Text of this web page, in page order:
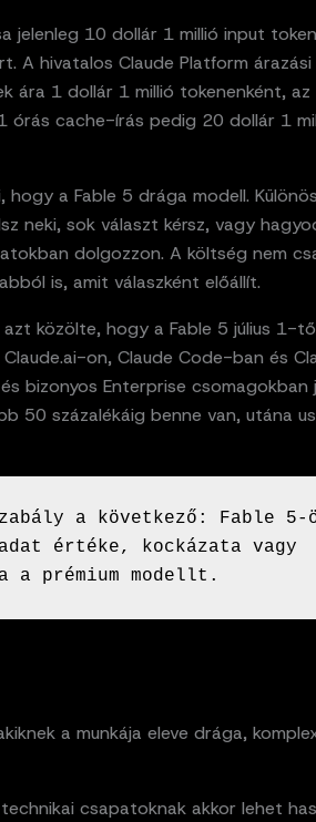
jelenleg 10 dollár 1 millió input
A hivatalos Claude Platform
ára 1 dollár 1 millió tokenenként, az
órás cache-írás pedig 20 dollár 1
a Fable 5 drága modell.
neki, sok választ kérsz, vagy
dolgozzon. A költség nem
is, amit válaszként előállít.
közölte, hogy a Fable 5 július 1-
on, Claude Code-ban és
bizonyos Enterprise csomagokban
50 százalékáig benne van, utána
a következő: Fable 5-
értéke, kockázata vagy
a prémium modellt.
a munkája eleve drága,
csapatoknak akkor lehet